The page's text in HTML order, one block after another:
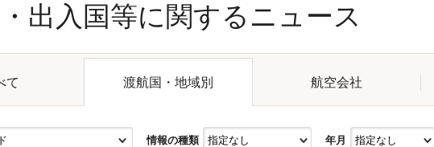
出入国等に関するニュース
て 渡航国・地域別 航空会社
情報の種類 年月